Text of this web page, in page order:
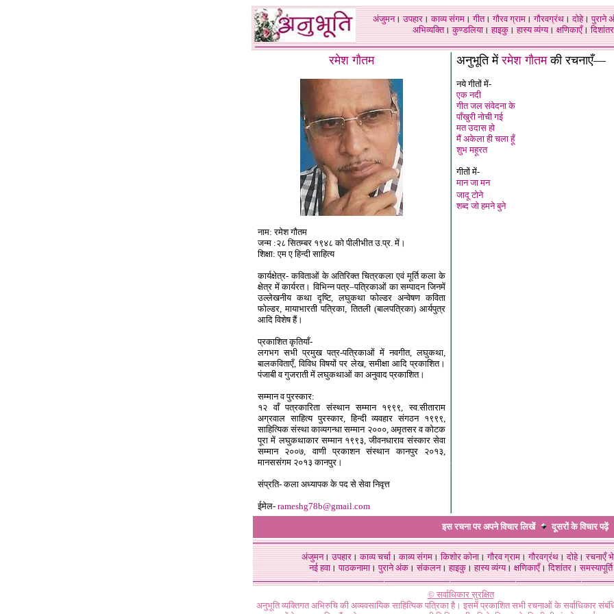
अंजुमन।उपहार।काव्य संगम।गीत।गौरव ग्राम।गौरवग्रंथ।दोहे।पुराने
अभिव्यक्ति।कुण्डलिया।हाइकु।हास्य व्यंग्य।क्षणिकाएँ।दिशांतर
रमेश गौतम
नाम: रमेश गौतम
जन्म :२८ सितम्बर १९४८ को पीलीभीत उ.प्र. में।
शिक्षा: एम ए हिन्दी साहित्य
कार्यक्षेत्र- कविताओं के अतिरिक्त चित्रकला एवं मूर्ति कला के
क्षेत्र में कार्यरत। विभिन्न पत्र–पत्रिकाओं का सम्पादन जिनमें
उल्लेखनीय कथा दृष्टि, लघुकथा फोल्डर अन्वेषण कविता
फोल्डर, मायाभारती पत्रिका, तितली (बालपत्रिका) आर्यपुत्र
आदि विशेष हैं।
प्रकाशित कृतियाँ-
लगभग सभी प्रमुख पत्र-पत्रिकाओं में नवगीत, लघुकथा,
बालकविताएँ, विविध विषयों पर लेख, समीक्षा आदि प्रकाशित।
पंजाबी व गुजराती में लघुकथाओं का अनुवाद प्रकाशित।
सम्मान व पुरस्कार:
१२ वाँ पत्रकारिता संस्थान सम्मान १९९९, स्व.सीताराम
अग्रवाल साहित्य पुरस्कार, हिन्दी व्यवहार संगठन १९९९,
साहित्यिक संस्था काव्यगन्धा सम्मान २०००, अमृतसर व कोटक
पूरा में लघुकथाकार सम्मान १९९३, जीवनधाराव संस्कार सेवा
सम्मान २००७, वाणी प्रकाशन संस्थान कानपुर २०१३,
मानससंगम २०१३ कानपुर।
संप्रति- कला अध्यापक के पद से सेवा निवृत्त
ईमेल- rameshg78b@gmail.com
अनुभूति मेंरमेश गौतमकी रचनाएँ—
नये गीतों में-
एक नदी
गीत जल संवेदना के
पाँखुरी नोची गई
मत उदास हो
मैं अकेला ही चला हूँ
शुभ महूरत
गीतों में-
मान जा मन
जादू टोने
शब्द जो हमने बुने
इस रचना पर अपने विचार लिखें दूसरों के विचारपढ़ें
अंजुमन।उपहार।काव्य चर्चा।काव्य संगम।किशोर कोना।गौरव ग्राम।गौरवग्रंथ।दोहे।रचनाएँ
नई हवा। पाठकनामा। पुराने अंक। संकलन। हाइकु। हास्य व्यंग्य। क्षणिकाएँ। दिशांतर। समस्यापूर्ति
© सर्वाधिकार सुरक्षित
अनुभूति व्यक्तिगत अभिरुचि की अव्यवसायिक साहित्यिक पत्रिका है। इसमें प्रकाशित सभी रचनाओं के सर्वाधिकार